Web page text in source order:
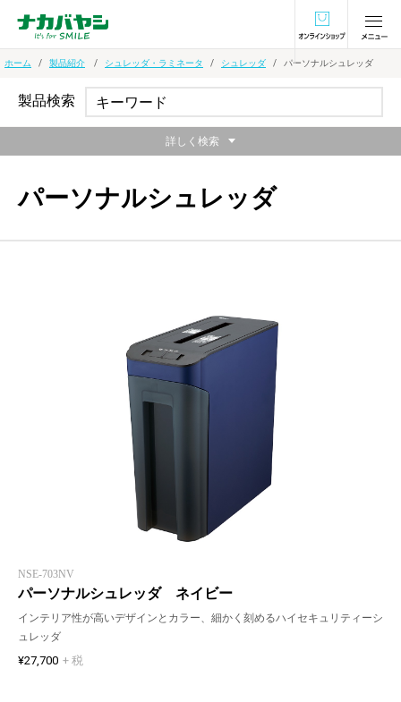
オンラインショ
ホーム 製品紹介 シュレッダ・ラミネータ シュレッダ パーソナルシュレッダ
パーソナルシュレッダ
NSE-703NV
パーソナルシュレッダ ネイビー
インテリア性が高いデザインとカラー、細かく刻めるハイセキュリティーシ
ュレッダ
¥27,700 + 税
製品検索
詳しく検索